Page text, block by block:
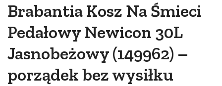
Brabantia Kosz Na Śmieci
Pedałowy Newicon 30L
Jasnobeżowy (149962) –
porządek bez wysiłku